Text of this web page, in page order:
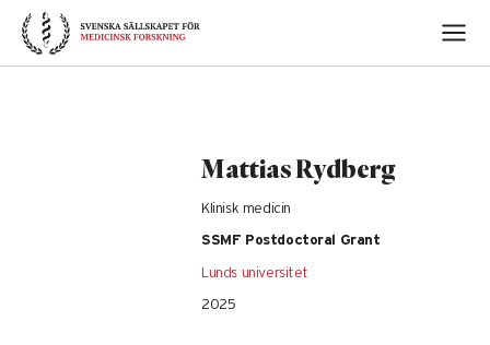
Skip
content
Mattias Rydberg
Klinisk medicin
SSMF Postdoctoral Grant
Lunds universitet
2025